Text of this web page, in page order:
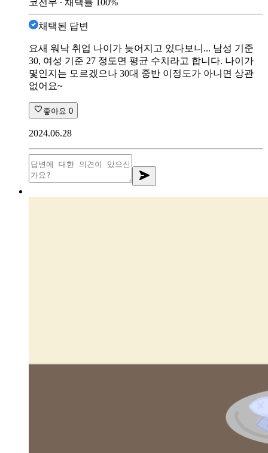
채택된 답변
요새 워낙 취업 나이가 늦어지고 있다보니... 남성 기준
30, 여성 기준 27 정도면 평균 수치라고 합니다. 나이가
몇인지는 모르겠으나 30대 중반 이정도가 아니면 상관
없어요~
좋아요 0
2024.06.28